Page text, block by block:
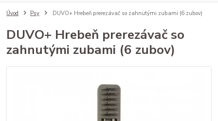
Úvod Psy DUVO+ Hrebeň prerezávač so zahnutými zubami (6 zubov)
DUVO+ Hrebeň prerezávač so
zahnutými zubami (6 zubov)